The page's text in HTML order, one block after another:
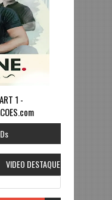
1 -
VIDEO DESTAQUE